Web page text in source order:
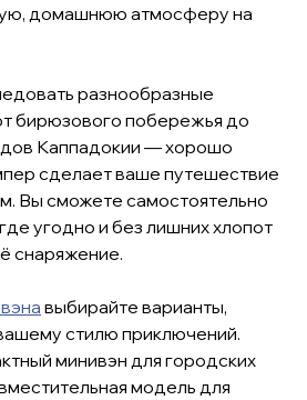
домашнюю атмосферу на
разнообразные
бирюзового побережья до
Каппадокии — хорошо
сделает ваше путешествие
Вы сможете самостоятельно
угодно и без лишних хлопот
снаряжение.
выбирайте варианты,
стилю приключений.
минивэн для городских
модель для